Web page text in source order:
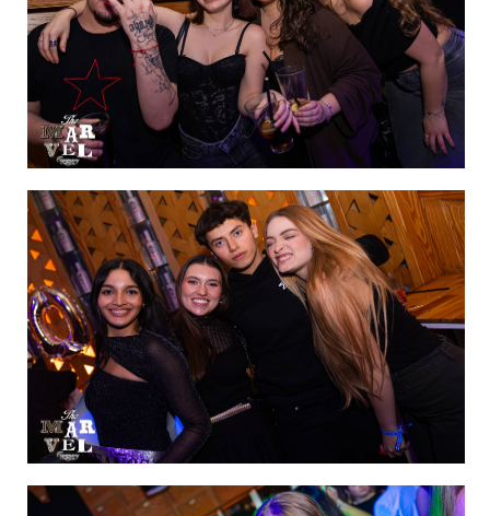
IMAGEN 10
de 60